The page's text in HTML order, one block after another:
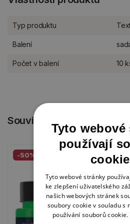
Typ produktu
Balení
Počet v balení 10
Související produkty
-50%
Tyto webové
používají
Tyto webové stránky
ke zlepšení uživatelského
našich webových stránek
soubory cookie v souladu s
používání souborů cookie.